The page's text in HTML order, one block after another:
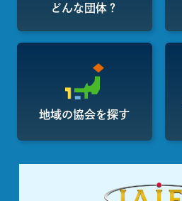
どんな団体？
地域の協会を探す